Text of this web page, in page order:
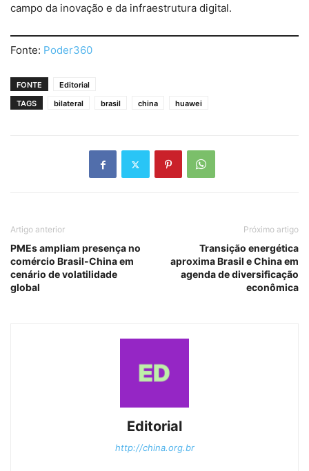
campo da inovação e da infraestrutura digital.
Fonte: Poder360
FONTE
Editorial
TAGS
bilateral brasil china huawei
Artigo anterior
PMEs ampliam presença no
comércio Brasil-China em
cenário de volatilidade
global
Próximo artigo
Transição energética
aproxima Brasil e China em
agenda de diversificação
econômica
Editorial
http://china.org.br